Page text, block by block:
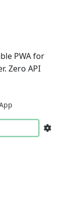
PWA for
Zero API